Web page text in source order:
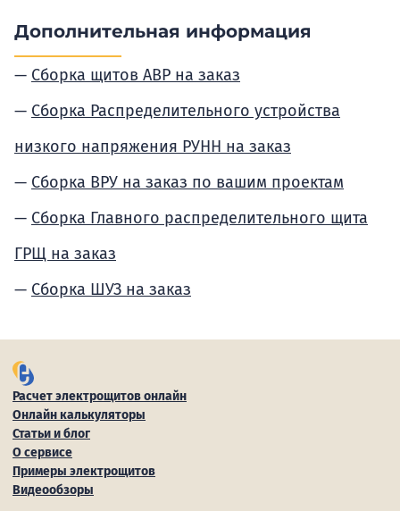
Дополнительная информация
Сборка щитов АВР на заказ
Сборка Распределительного устройства
низкого напряжения РУНН на заказ
Сборка ВРУ на заказ по вашим проектам
Сборка Главного распределительного щита
ГРЩ на заказ
Сборка ШУЗ на заказ
Расчет электрощитов онлайн
Онлайн калькуляторы
Статьи и блог
О сервисе
Примеры электрощитов
Видеообзоры